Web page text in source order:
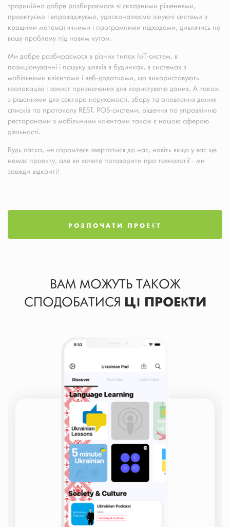
традиційно добре розбираємося зі складними рішеннями,
проектуємо і впроваджуємо, удосконалюємо існуючі системи з
кращими математичними і програмними підходами, дивлячись на
вашу проблему під новим кутом.
Ми добре розбираємося в різних типах IoT-систем, в
позиціонуванні і пошуку шляхів в будинках, в системах з
мобільними клієнтами і веб-додатками, що використовують
геолокацію і захист призначених для користувача даних. А також
з рішеннями для сектора нерухомості, збору та оновлення даних
списків по протоколу REST. POS-системи, рішення по управлінню
ресторанами з мобільними клієнтами також є нашою сферою
діяльності.
Будь ласка, не соромтеся звертатися до нас, навіть якщо у вас ще
немає проекту, але ви хочете поговорити про технології - ми
завжди відкриті!
РОЗПОЧАТИ ПРОЕКТ
ВАМ МОЖУТЬ ТАКОЖ
СПОДОБАТИСЯ ЦІ ПРОЕКТИ